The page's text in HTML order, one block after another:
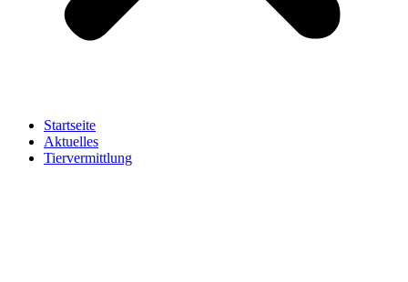
Startseite
Aktuelles
Tiervermittlung